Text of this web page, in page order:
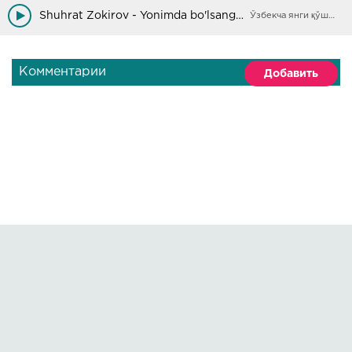
Shuhrat Zokirov - Yonimda bo'lsang edi Ўзбекча янги қўшиқлар
Комментарии Добавить